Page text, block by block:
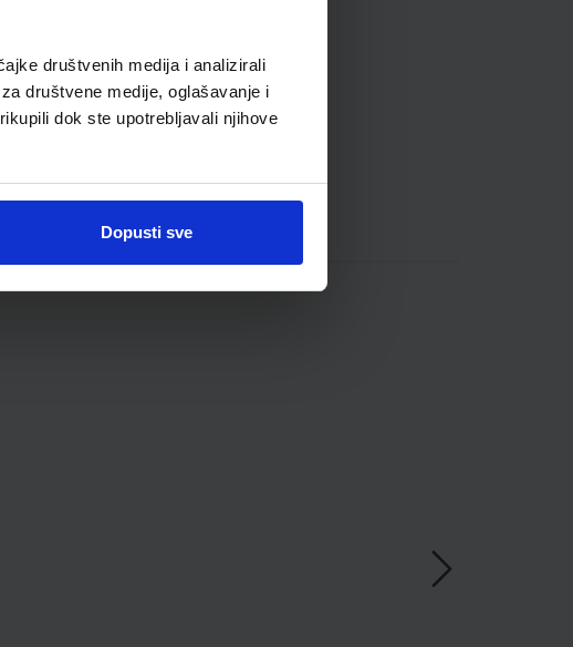
društvenih medija i analizirali
društvene medije, oglašavanje i
dok ste upotrebljavali njihove
Dopusti sve